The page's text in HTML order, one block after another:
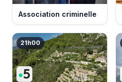
Association criminelle
21h00